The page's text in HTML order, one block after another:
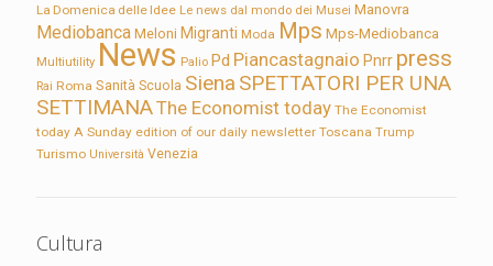
La Domenica delle Idee Le news dal mondo dei Musei Manovra
Mediobanca Meloni Migranti Moda Mps Mps-Mediobanca
Multiutility News Palio Pd Piancastagnaio Pnrr press
Rai Roma Sanità Scuola Siena SPETTATORI PER UNA
SETTIMANAThe Economist today The Economist
today A Sunday edition of our daily newsletter Toscana Trump
Turismo Università Venezia
Cultura